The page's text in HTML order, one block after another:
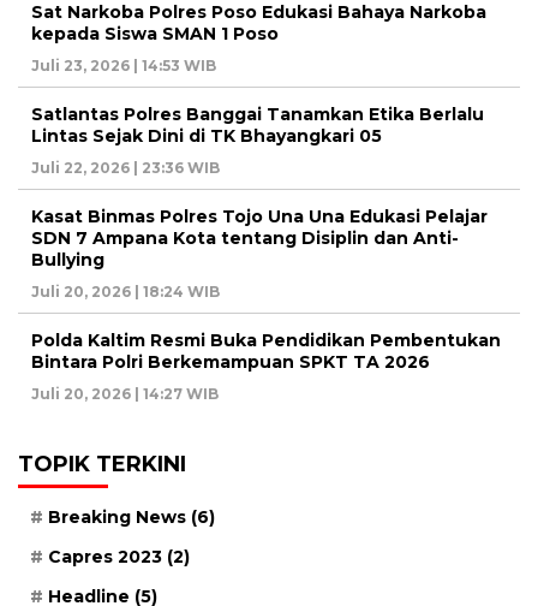
Sat Narkoba Polres Poso Edukasi Bahaya Narkoba
kepada Siswa SMAN 1 Poso
Juli 23, 2026 | 14:53 WIB
Satlantas Polres Banggai Tanamkan Etika Berlalu
Lintas Sejak Dini di TK Bhayangkari 05
Juli 22, 2026 | 23:36 WIB
Kasat Binmas Polres Tojo Una Una Edukasi Pelajar
SDN 7 Ampana Kota tentang Disiplin dan Anti-
Bullying
Juli 20, 2026 | 18:24 WIB
Polda Kaltim Resmi Buka Pendidikan Pembentukan
Bintara Polri Berkemampuan SPKT TA 2026
Juli 20, 2026 | 14:27 WIB
TOPIK TERKINI
Breaking News (6)
Capres 2023 (2)
Headline (5)